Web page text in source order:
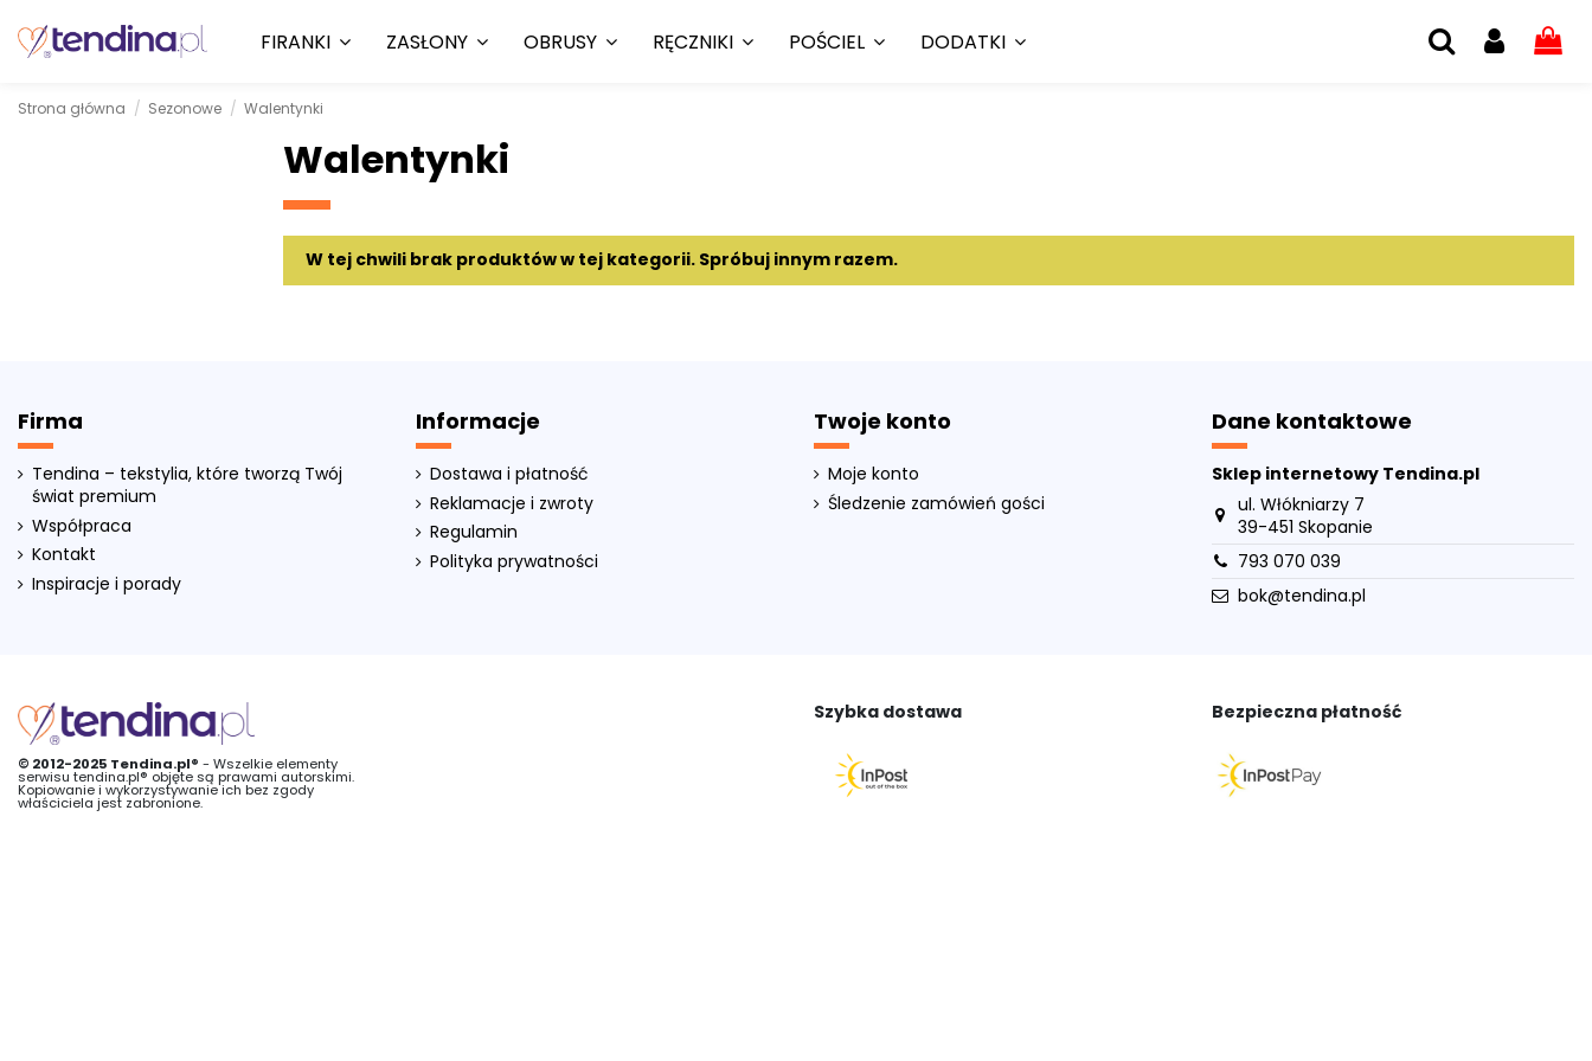
FIRANKI ZASŁONY OBRUSY RĘCZNIKI POŚCIEL DODATKI
Strona główna Sezonowe Walentynki
Walentynki
W tej chwili brak produktów w tej kategorii. Spróbuj innym razem.
Firma
Tendina – tekstylia, które tworzą Twój
świat premium
Współpraca
Kontakt
Inspiracje i porady
Informacje
Dostawa i płatność
Reklamacje i zwroty
Regulamin
Polityka prywatności
Twoje konto
Moje konto
Śledzenie zamówień gości
Dane kontaktowe
Sklep internetowy Tendina.pl
ul. Włókniarzy 7
39-451 Skopanie
793 070 039
bok@tendina.pl
© 2012-2025 Tendina.pl® - Wszelkie elementy
serwisu tendina.pl® objęte są prawami autorskimi.
Kopiowanie i wykorzystywanie ich bez zgody
właściciela jest zabronione.
Szybka dostawa Bezpieczna płatność